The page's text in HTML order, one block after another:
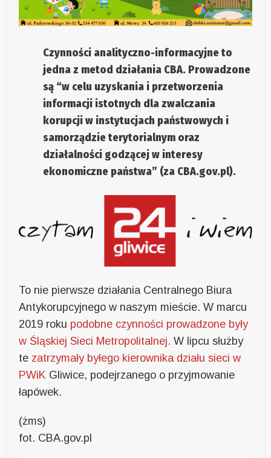
Czynności analityczno-informacyjne to
jedna z metod działania CBA. Prowadzone
są “w celu uzyskania i przetworzenia
informacji istotnych dla zwalczania
korupcji w instytucjach państwowych i
samorządzie terytorialnym oraz
działalności godzącej w interesy
ekonomiczne państwa” (za CBA.gov.pl).
To nie pierwsze działania Centralnego Biura
Antykorupcyjnego w naszym mieście. W marcu
2019 roku podobne czynności prowadzone były
w Śląskiej Sieci Metropolitalnej. W lipcu służby
te zatrzymały byłego kierownika działu sieci w
PWiK Gliwice, podejrzanego o przyjmowanie
łapówek.
(żms)
fot. CBA.gov.pl